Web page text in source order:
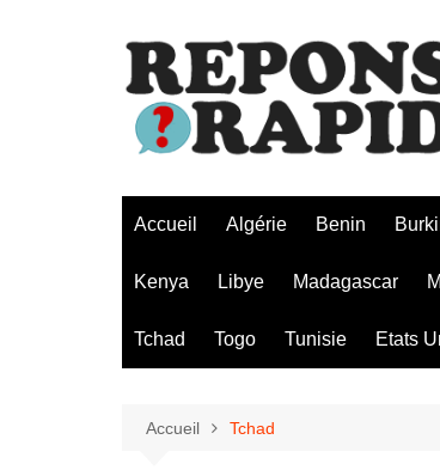
Accueil Algérie Benin
Kenya Libye Madagascar
Tchad Togo Tunisie Etats
Accueil Tchad